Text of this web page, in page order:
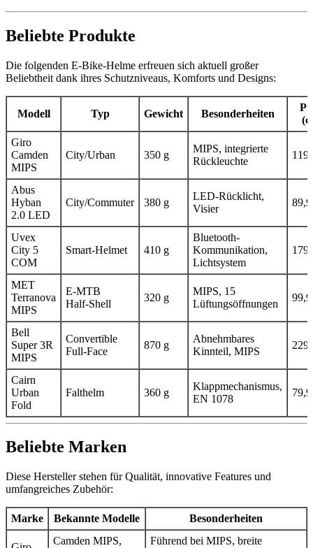
Beliebte Produkte
Die folgenden E‑Bike-Helme erfreuen sich aktuell großer
Beliebtheit dank ihres Schutzniveaus, Komforts und Designs:
Modell Typ Gewicht Besonderheiten
Giro
Camden
MIPS
City/Urban 350 g
MIPS, integrierte
Rückleuchte
Abus
Hyban
2.0 LED
City/Commuter 380 g
LED‑Rücklicht,
Visier
Uvex
City 5
COM
Smart‑Helmet 410 g
Bluetooth-
Kommunikation,
Lichtsystem
MET
Terranova
MIPS
E-MTB
Half‑Shell
320 g
MIPS, 15
Lüftungsöffnungen
Bell
Super 3R
MIPS
Convertible
Full‑Face
870 g
Abnehmbares
Kinnteil, MIPS
Cairn
Urban
Fold
Falthelm 360 g
Klappmechanismus,
EN 1078
Beliebte Marken
Diese Hersteller stehen für Qualität, innovative Features und
umfangreiches Zubehör:
Marke Bekannte Modelle Besonderheiten
Camden MIPS,
Führend bei MIPS, breite